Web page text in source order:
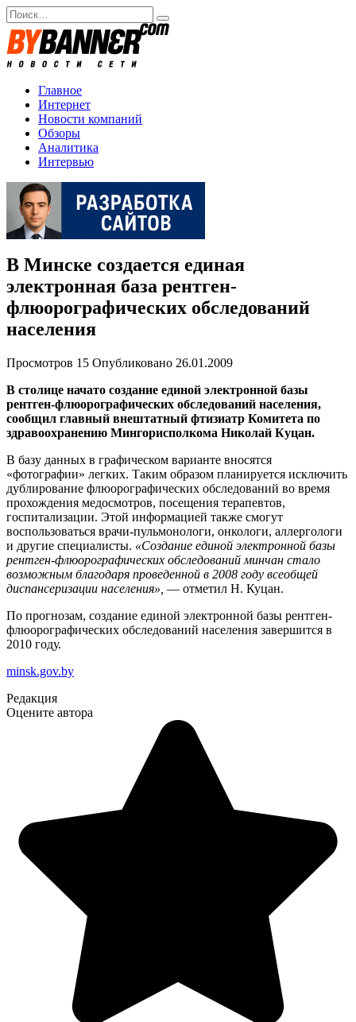
Перейти
к
содержанию
Search
for:
Главное
Интернет
Новости компаний
Обзоры
Аналитика
Интервью
В Минске создается единая
электронная база рентген-
флюорографических обследований
населения
Просмотров 15 Опубликовано 26.01.2009
В столице начато создание единой электронной базы
рентген-флюорографических обследований населения,
сообщил главный внештатный фтизиатр Комитета по
здравоохранению Мингорисполкома Николай Куцан.
В базу данных в графическом варианте вносятся
«фотографии» легких. Таким образом планируется исключить
дублирование флюорографических обследований во время
прохождения медосмотров, посещения терапевтов,
госпитализации. Этой информацией также смогут
воспользоваться врачи-пульмонологи, онкологи, аллергологи
и другие специалисты. «Создание единой электронной базы
рентген-флюорографических обследований минчан стало
возможным благодаря проведенной в 2008 году всеобщей
диспансеризации населения», — отметил Н. Куцан.
По прогнозам, создание единой электронной базы рентген-
флюорографических обследований населения завершится в
2010 году.
minsk.gov.by
Редакция
Оцените автора